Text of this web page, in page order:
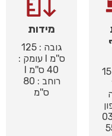
המלאכה 15
03-
מידות
גובה : 125
ס''מ I עומק :
40 ס''מ I
רוחב : 80
ס''מ